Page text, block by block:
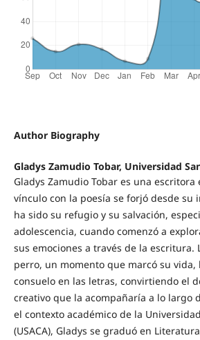
Author Biography
Gladys Zamudio Tobar, Universidad
Gladys Zamudio Tobar es una
vínculo con la poesía se forjó desde su
ha sido su refugio y su salvación,
adolescencia, cuando comenzó a
sus emociones a través de la escritura.
perro, un momento que marcó su vida,
consuelo en las letras, convirtiendo el
creativo que la acompañaría a lo largo
el contexto académico de la
(USACA), Gladys se graduó en